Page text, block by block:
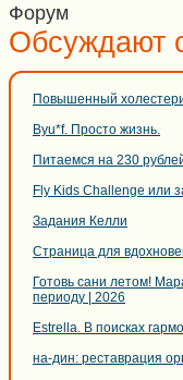
Форум
Обсуждают
Повышенный
Byu*f. Просто жизнь.
Питаемся на 230
Fly Kids Challenge или
Задания Келли
Страница для
Готовь сани летом!
периоду | 2026
Estrella. В поисках
на-дин: реставрация